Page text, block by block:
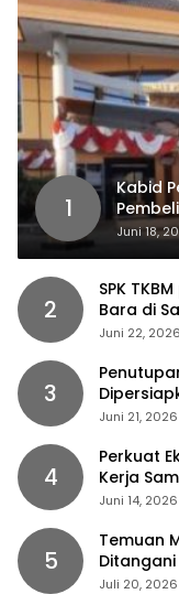
1
Kabid
Juni 18,
2
SPK
Bara di
Juni 22, 2026
3
Juni 21, 2026
4
Perkuat
Kerja
Juni 14, 2026
5
Temuan
Juli 20, 2026